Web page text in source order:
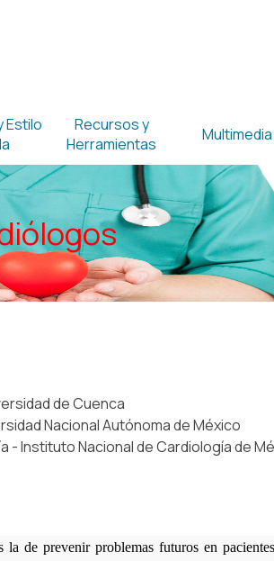
Estilo
▼
Recursos y
Herramientas
▼
Multimedia
de Cuenca
Nacional Autónoma de México
Instituto Nacional de Cardiología de
de prevenir problemas futuros en